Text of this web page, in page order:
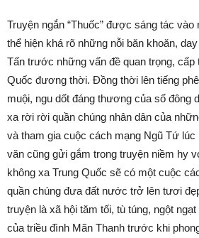
Truyện ngắn “Thuốc” được sáng tác vào
thể hiện khá rõ những nỗi băn khoăn,
Tấn trước những vấn đề quan trọng, cấp
Quốc đương thời. Đồng thời lên tiếng
muội, ngu dốt đáng thương của số đông
xa rời rời quần chúng nhân dân của
và tham gia cuộc cách mạng Ngũ Tứ lúc
văn cũng gửi gắm trong truyện niềm hy
không xa Trung Quốc sẽ có một cuộc
quần chúng đưa đất nước trở lên tươi
truyện là xã hội tăm tối, tù túng, ngột
của triều đình Mãn Thanh trước khi